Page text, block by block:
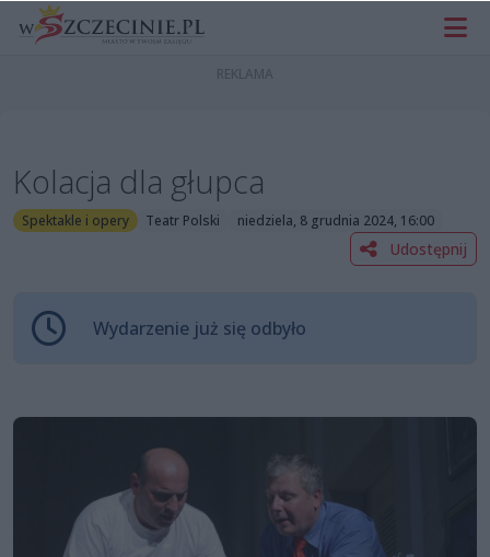
Kolacja dla głupca
Spektakle i opery Teatr Polski niedziela, 8 grudnia 2024, 16:00
Udostępnij
Wydarzenie już się odbyło